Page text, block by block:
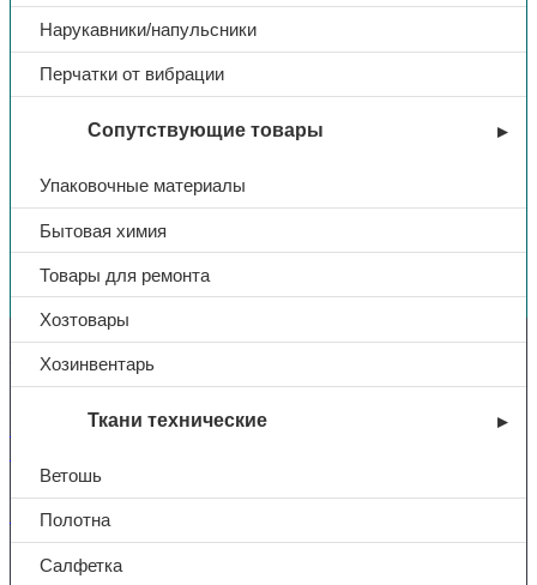
Нарукавники/напульсники
Перчатки от вибрации
Сопутствующие товары
Упаковочные материалы
Бытовая химия
Товары для ремонта
Хозтовары
Хозинвентарь
Ткани технические
Ветошь
Полотна
Салфетка
Вы недавно смотрели
Контакты
+7 (831) 214-01-31
101@adk52.ru